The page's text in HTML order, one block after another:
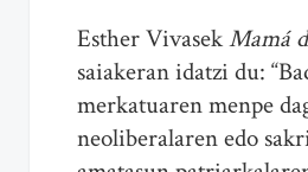
Esther VivasekMamá
saiakeran idatzi du:
merkatuaren menpe
neoliberalaren edo